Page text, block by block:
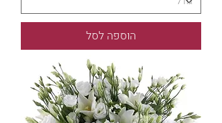
הוספה לסל